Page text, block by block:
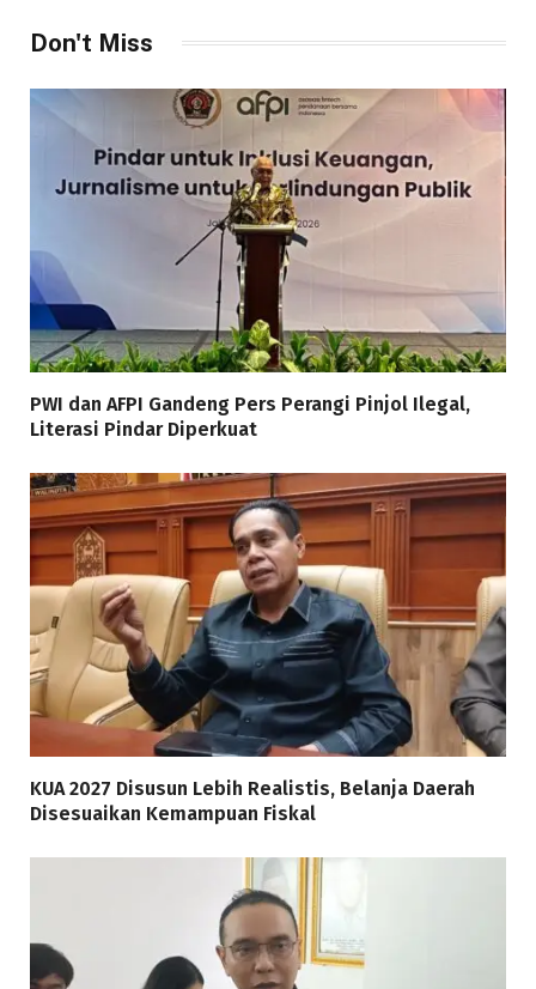
Don't Miss
PWI dan AFPI Gandeng Pers Perangi Pinjol Ilegal,
Literasi Pindar Diperkuat
KUA 2027 Disusun Lebih Realistis, Belanja Daerah
Disesuaikan Kemampuan Fiskal